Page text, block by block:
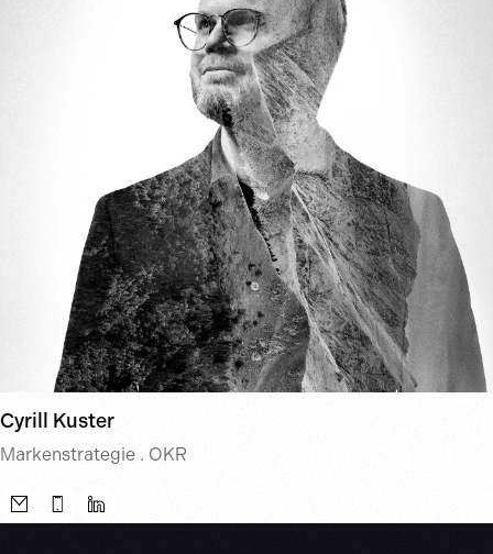
Cyrill Kuster
Markenstrategie . OKR